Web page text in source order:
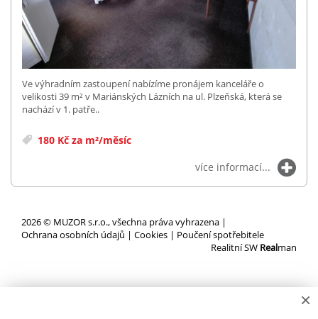
Ve výhradním zastoupení nabízíme pronájem kanceláře o
velikosti 39 m² v Mariánských Lázních na ul. Plzeňská, která se
nachází v 1. patře..
180 Kč za m²/měsíc
více informací...
2026 © MUZOR s.r.o., všechna práva vyhrazena |
Ochrana osobních údajů | Cookies | Poučení spotřebitele
Realitní SW Realman
×